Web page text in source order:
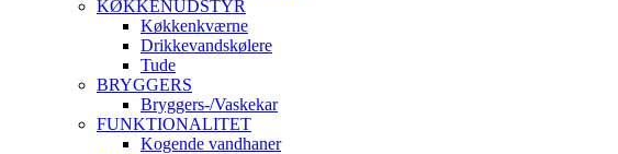
KØKKENUDSTYR
Køkkenkværne
Drikkevandskølere
Tude
BRYGGERS
Bryggers-/Vaskekar
FUNKTIONALITET
Kogende vandhaner